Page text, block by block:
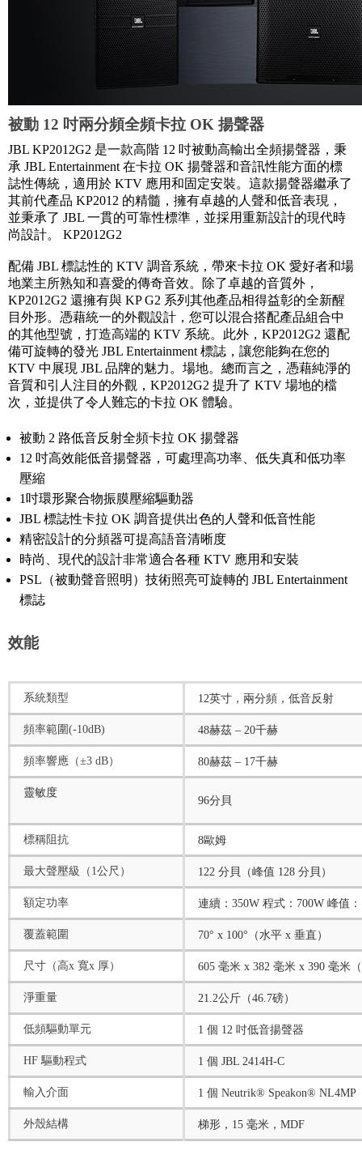
被動 12 吋兩分頻全頻卡拉 OK 揚聲器
JBL KP2012G2 是一款高階 12 吋被動高輸出全頻揚聲器，秉
承 JBL Entertainment 在卡拉 OK 揚聲器和音訊性能方面的標
誌性傳統，適用於 KTV 應用和固定安裝。這款揚聲器繼承了
其前代產品 KP2012 的精髓，擁有卓越的人聲和低音表現，
並秉承了 JBL 一貫的可靠性標準，並採用重新設計的現代時
尚設計。 KP2012G2
配備 JBL 標誌性的 KTV 調音系統，帶來卡拉 OK 愛好者和場
地業主所熟知和喜愛的傳奇音效。除了卓越的音質外，
KP2012G2 還擁有與 KP G2 系列其他產品相得益彰的全新醒
目外形。憑藉統一的外觀設計，您可以混合搭配產品組合中
的其他型號，打造高端的 KTV 系統。此外，KP2012G2 還配
備可旋轉的發光 JBL Entertainment 標誌，讓您能夠在您的
KTV 中展現 JBL 品牌的魅力。場地。總而言之，憑藉純淨的
音質和引人注目的外觀，KP2012G2 提升了 KTV 場地的檔
次，並提供了令人難忘的卡拉 OK 體驗。
被動 2 路低音反射全頻卡拉 OK 揚聲器
12 吋高效能低音揚聲器，可處理高功率、低失真和低功率
壓縮
1吋環形聚合物振膜壓縮驅動器
JBL 標誌性卡拉 OK 調音提供出色的人聲和低音性能
精密設計的分頻器可提高語音清晰度
時尚、現代的設計非常適合各種 KTV 應用和安裝
PSL（被動聲音照明）技術照亮可旋轉的 JBL Entertainment
標誌
效能
系統類型 12英寸，兩分頻，低音反射
頻率範圍(-10dB) 48赫茲 – 20千赫
頻率響應（±3 dB） 80赫茲 – 17千赫
靈敏度
96分貝
標稱阻抗 8歐姆
最大聲壓級（1公尺） 122 分貝（峰值 128 分貝）
額定功率 連續：350W 程式：700W 峰值
覆蓋範圍 70° x 100°（水平 x 垂直）
尺寸（高x 寬x 厚） 605 毫米 x 382 毫米 x 390 毫米
淨重量 21.2公斤（46.7磅）
低頻驅動單元 1 個 12 吋低音揚聲器
HF 驅動程式 1 個 JBL 2414H-C
輸入介面 1 個 Neutrik® Speakon® NL4MP
外殼結構 梯形，15 毫米，MDF